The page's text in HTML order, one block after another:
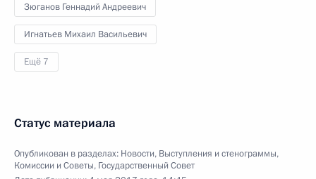
Зюганов Геннадий Андреевич
Игнатьев Михаил Васильевич
Ещё 7
Статус материала
Опубликован в разделах: Новости, Выступления и стенограммы,
Комиссии и Советы, Государственный Совет